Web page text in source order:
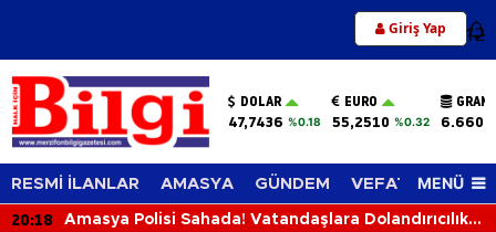
Giriş Yap 12
DOLAR
47,7436 %0.18
EURO
55,2510 %0.32
RESMİ İLANLAR AMASYA GÜNDEM VEFAT EDENLER
MENÜ
19:39 Merzifon’da Su Çilesi Bitiyor mu? Kargı Açıkladı